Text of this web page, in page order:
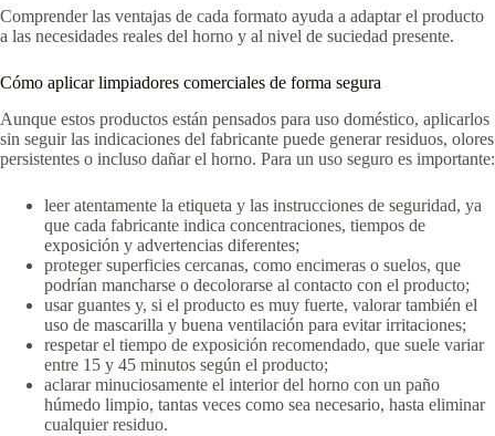
Comprender las ventajas de cada formato ayuda a adaptar el producto
a las necesidades reales del horno y al nivel de suciedad presente.
Cómo aplicar limpiadores comerciales de forma segura
Aunque estos productos están pensados para uso doméstico, aplicarlos
sin seguir las indicaciones del fabricante puede generar residuos, olores
persistentes o incluso dañar el horno. Para un uso seguro es importante:
leer atentamente la etiqueta y las instrucciones de seguridad, ya
que cada fabricante indica concentraciones, tiempos de
exposición y advertencias diferentes;
proteger superficies cercanas, como encimeras o suelos, que
podrían mancharse o decolorarse al contacto con el producto;
usar guantes y, si el producto es muy fuerte, valorar también el
uso de mascarilla y buena ventilación para evitar irritaciones;
respetar el tiempo de exposición recomendado, que suele variar
entre 15 y 45 minutos según el producto;
aclarar minuciosamente el interior del horno con un paño
húmedo limpio, tantas veces como sea necesario, hasta eliminar
cualquier residuo.